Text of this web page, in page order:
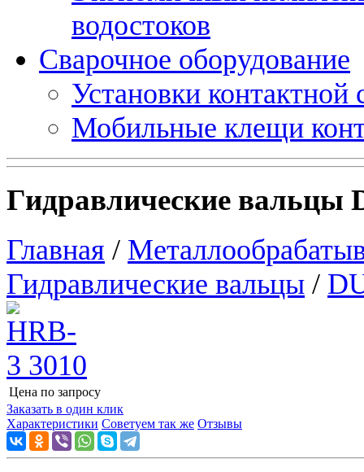
водостоков
Сварочное оборудование
Установки
Мобильные клещи
Гидравлические вальцы
Главная /
Гидравлические вальцы /
Цена по запросу
Заказать в один клик
Характеристики Советуем так же Отзывы